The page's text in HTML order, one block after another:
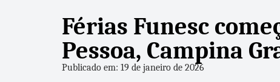
Férias Funesc
Pessoa, Campina
Publicado em: 19 de janeiro de 2026